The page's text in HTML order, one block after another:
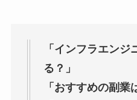
「インフラエンジ
る？」
「おすすめの副業